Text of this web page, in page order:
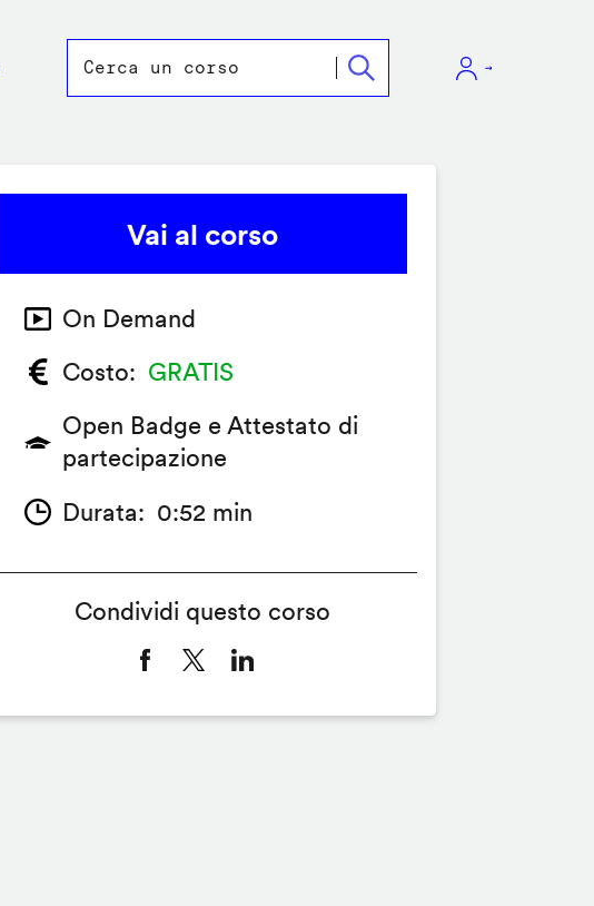
Vai al corso
On Demand
Costo
GRATIS
Open Badge e Attestato di
partecipazione
Durata
0:52 min
Condividi questo corso